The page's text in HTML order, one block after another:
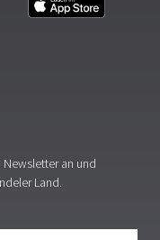
an und
Land.